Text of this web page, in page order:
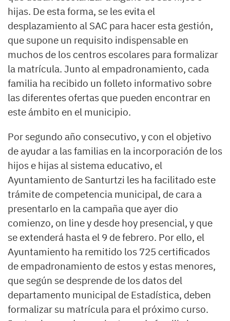
hijas. De esta forma, se les evita el
desplazamiento al SAC para hacer esta gestión,
que supone un requisito indispensable en
muchos de los centros escolares para formalizar
la matrícula. Junto al empadronamiento, cada
familia ha recibido un folleto informativo sobre
las diferentes ofertas que pueden encontrar en
este ámbito en el municipio.
Por segundo año consecutivo, y con el objetivo
de ayudar a las familias en la incorporación de los
hijos e hijas al sistema educativo, el
Ayuntamiento de Santurtzi les ha facilitado este
trámite de competencia municipal, de cara a
presentarlo en la campaña que ayer dio
comienzo, on line y desde hoy presencial, y que
se extenderá hasta el 9 de febrero. Por ello, el
Ayuntamiento ha remitido los 725 certificados
de empadronamiento de estos y estas menores,
que según se desprende de los datos del
departamento municipal de Estadística, deben
formalizar su matrícula para el próximo curso.